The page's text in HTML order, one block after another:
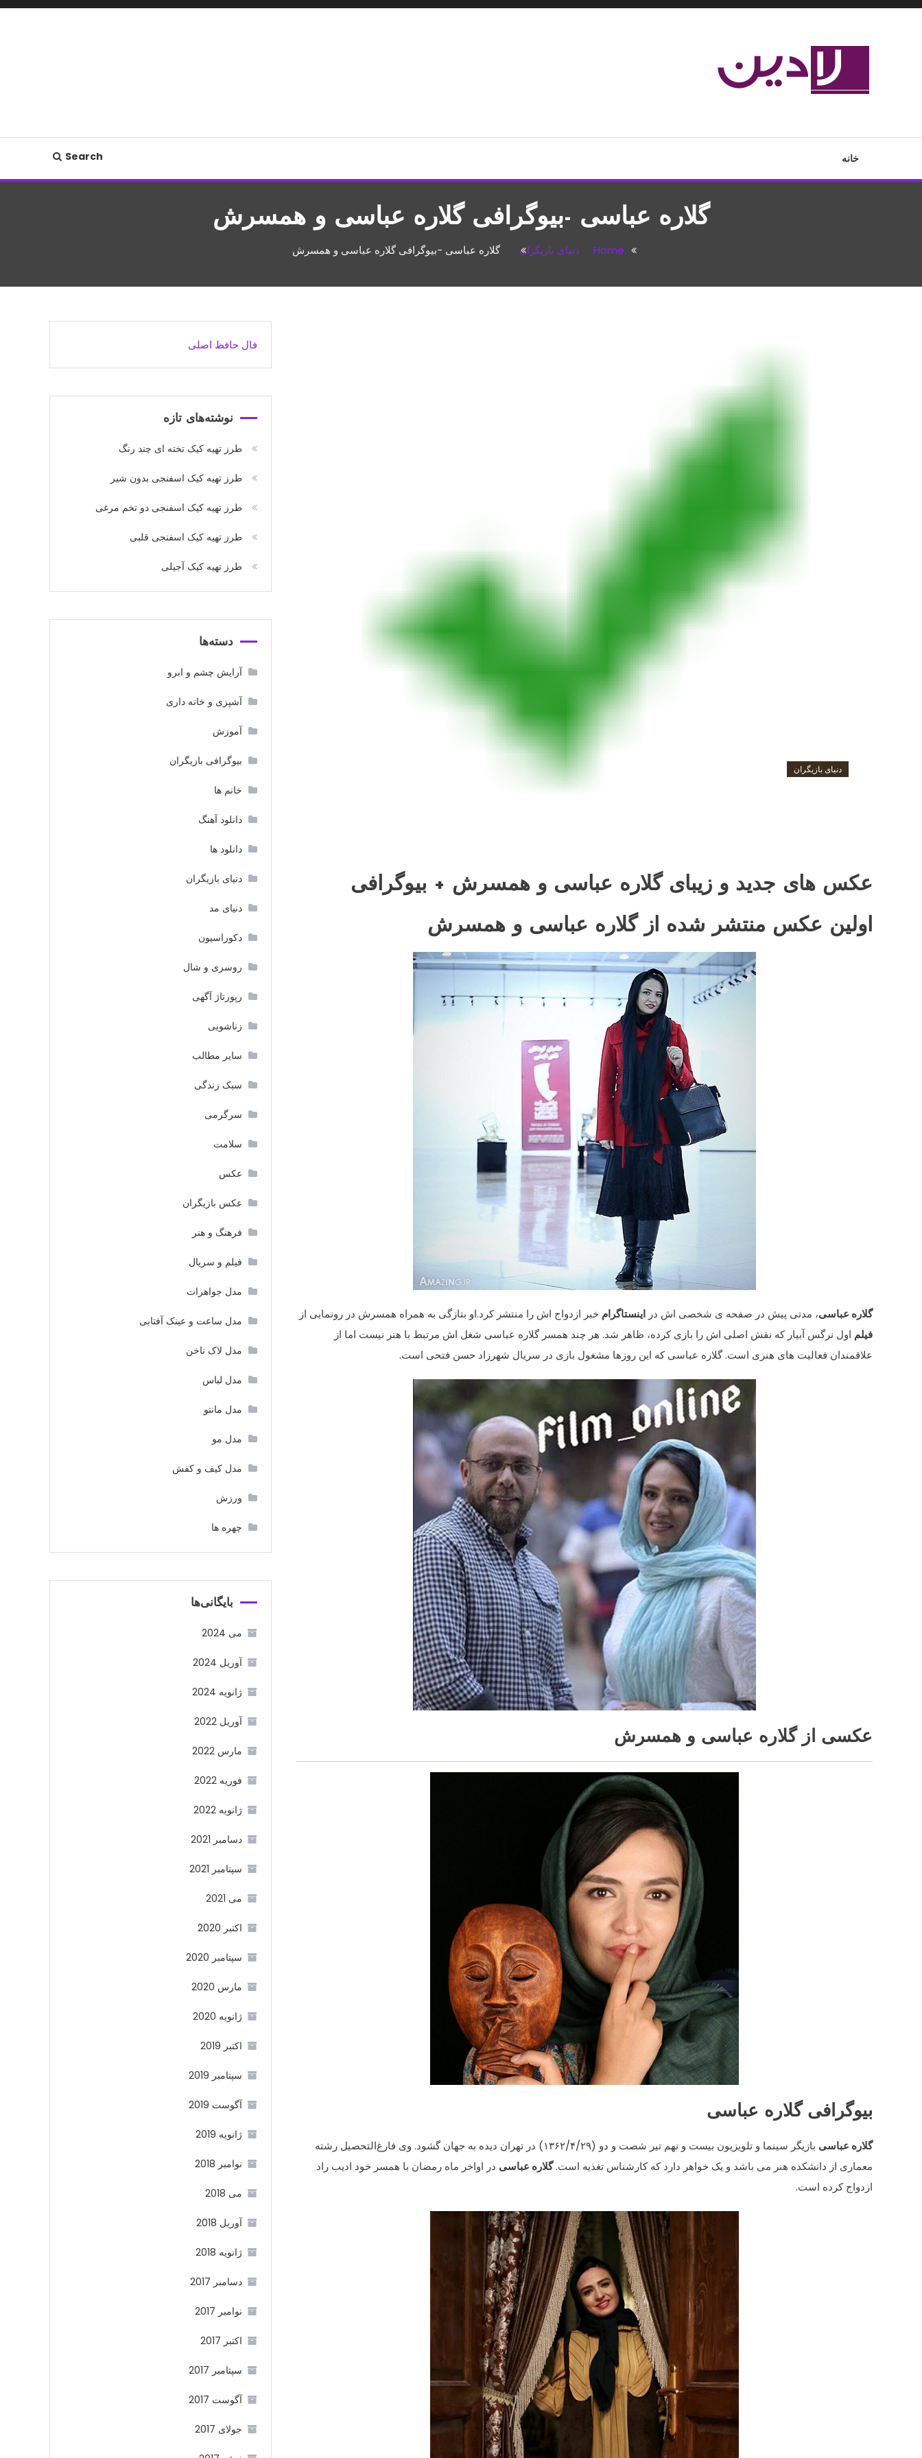
Skip
خانه Search
گلاره عباسی -بیوگرافی گلاره عباسی و همسرش
Home دنیای بازیگران گلاره عباسی -بیوگرافی گلاره عباسی و همسرش
دنیای بازیگران
عکس های جدید و زیبای گلاره عباسی و همسرش + بیوگرافی
اولین عکس منتشر شده از گلاره عباسی و همسرش
گلاره عباسی، مدتی پیش در صفحه ی شخصی اش در اینستاگرام خبر ازدواج اش را منتشر کرد.او بتازگی به همراه همسرش در رونمایی از
فیلم اول نرگس آبیار که نقش اصلی اش را بازی کرده، ظاهر شد. هر چند همسر گلاره عباسی شغل اش مرتبط با هنر نیست اما از
علاقمندان فعالیت های هنری است. گلاره عباسی که این روزها مشغول بازی در سریال شهرزاد حسن فتحی است.
عکسی از گلاره عباسی و همسرش
بیوگرافی گلاره عباسی
گلاره عباسی
بازیگر سینما و تلویزیون بیست و نهم تیر شصت و دو (۱۳۶۲/۴/۲۹) در تهران دیده به جهان گشود. وی فارغ‌التحصیل رشته
معماری از دانشکده هنر می باشد و یک خواهر دارد که کارشناس تغذیه است.گلاره عباسی در اواخر ماه رمضان با همسر خود ادیب راد
ازدواج کرده است.
فال حافظ اصلی
نوشته‌های تازه
طرز تهیه کیک تخته ای چند رنگ
طرز تهیه کیک اسفنجی بدون شیر
طرز تهیه کیک اسفنجی دو تخم مرغی
طرز تهیه کیک اسفنجی قلبی
طرز تهیه کیک آجیلی
دسته‌ها
آرایش چشم و ابرو
آشپزی و خانه داری
آموزش
بیوگرافی بازیگران
خانم ها
دانلود آهنگ
دانلود ها
دنیای بازیگران
دنیای مد
دکوراسیون
روسری و شال
رپورتاژ آگهی
زناشویی
سایر مطالب
سبک زندگی
سرگرمی
سلامت
عکس
عکس بازیگران
فرهنگ و هنر
فیلم و سریال
مدل جواهرات
مدل ساعت و عینک آفتابی
مدل لاک ناخن
مدل لباس
مدل مانتو
مدل مو
مدل کیف و کفش
ورزش
چهره ها
بایگانی‌ها
می 2024
آوریل 2024
ژانویه 2024
آوریل 2022
مارس 2022
فوریه 2022
ژانویه 2022
دسامبر 2021
سپتامبر 2021
می 2021
اکتبر 2020
سپتامبر 2020
مارس 2020
ژانویه 2020
اکتبر 2019
سپتامبر 2019
آگوست 2019
ژانویه 2019
نوامبر 2018
می 2018
آوریل 2018
ژانویه 2018
دسامبر 2017
نوامبر 2017
اکتبر 2017
سپتامبر 2017
آگوست 2017
جولای 2017